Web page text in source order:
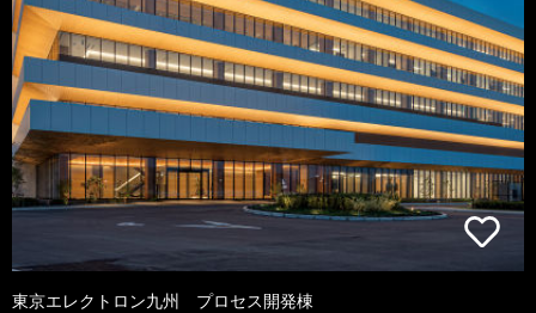
東京エレクトロン九州 プロセス開発棟